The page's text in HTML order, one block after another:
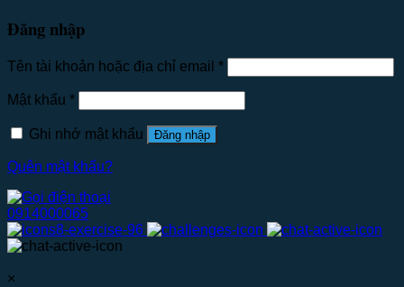
Đăng nhập
Tên tài khoản hoặc địa chỉ email *
Mật khẩu *
Ghi nhớ mật khẩu Đăng nhập
Quên mật khẩu?
0914000065
×